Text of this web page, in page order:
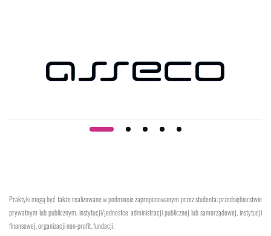
Praktyki mogą być także realizowane w podmiocie zaproponowanym przez studenta: przedsiębiorstwie
prywatnym lub publicznym, instytucji/jednostce administracji publicznej lub samorządowej, instytucji
finansowej, organizacji non-profit, fundacji.